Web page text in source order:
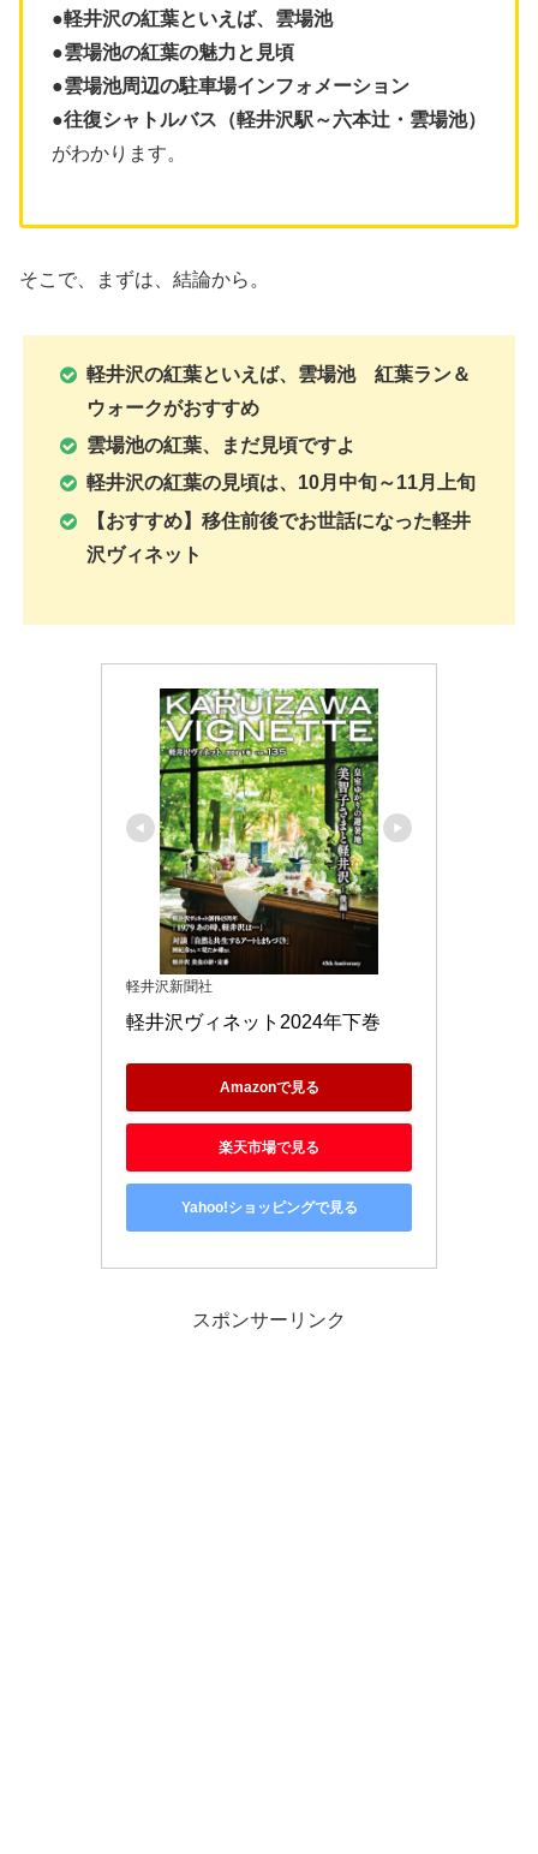
●軽井沢の紅葉といえば、雲場池
●雲場池の紅葉の魅力と見頃
●雲場池周辺の駐車場インフォメーション
●往復シャトルバス（軽井沢駅～六本辻・雲場池）
がわかります。
そこで、まずは、結論から。
軽井沢の紅葉といえば、雲場池 紅葉ラン＆
ウォークがおすすめ
雲場池の紅葉、まだ見頃ですよ
軽井沢の紅葉の見頃は、10月中旬～11月上旬
【おすすめ】移住前後でお世話になった軽井
沢ヴィネット
軽井沢新聞社
軽井沢ヴィネット2024年下巻
Amazonで見る
楽天市場で見る
Yahoo!ショッピングで見る
スポンサーリンク